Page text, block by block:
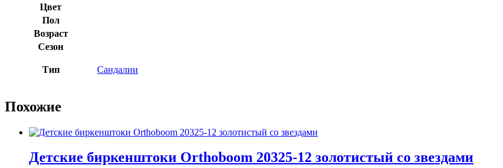
Цвет
Пол
Возраст
Сезон
Тип Сандалии
Похожие
Детские биркенштоки Orthoboom 20325-12 золотистый со звездами